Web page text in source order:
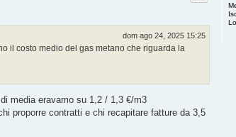
dom ago 24, 2025 15:25
il costo medio del gas metano che riguarda la
media eravamo su 1,2 / 1,3 €/m3
proporre contratti e chi recapitare fatture da 3,5